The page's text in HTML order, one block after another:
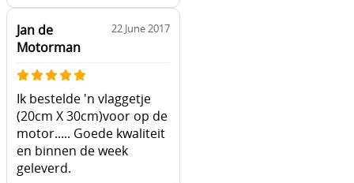
Jan de
Motorman
22 June 2017
Ik bestelde 'n vlaggetje
(20cm X 30cm)voor op de
motor..... Goede kwaliteit
en binnen de week
geleverd.